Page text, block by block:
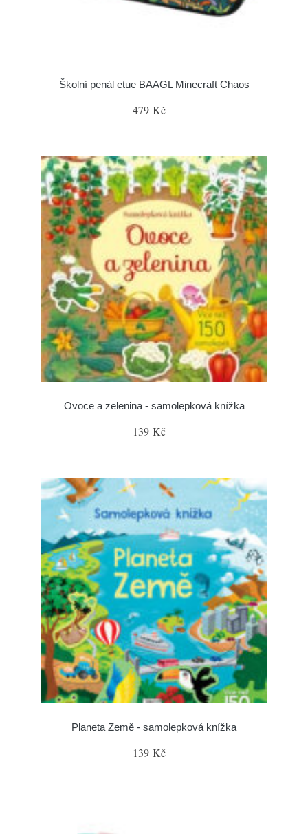
Školní penál etue BAAGL Minecraft Chaos
479 Kč
Ovoce a zelenina - samolepková knížka
139 Kč
Planeta Země - samolepková knížka
139 Kč